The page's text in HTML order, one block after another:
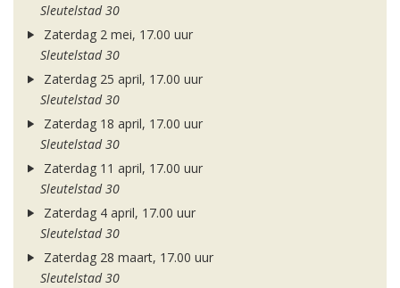
Sleutelstad 30
Zaterdag 2 mei, 17.00 uur
Sleutelstad 30
Zaterdag 25 april, 17.00 uur
Sleutelstad 30
Zaterdag 18 april, 17.00 uur
Sleutelstad 30
Zaterdag 11 april, 17.00 uur
Sleutelstad 30
Zaterdag 4 april, 17.00 uur
Sleutelstad 30
Zaterdag 28 maart, 17.00 uur
Sleutelstad 30